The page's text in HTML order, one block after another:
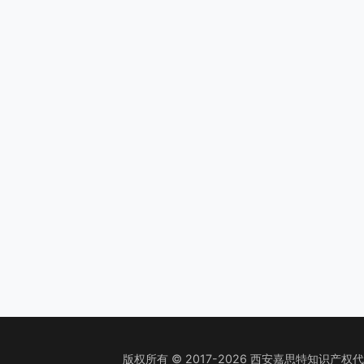
版权所有 © 2017-2026 西安嘉思特知识产权